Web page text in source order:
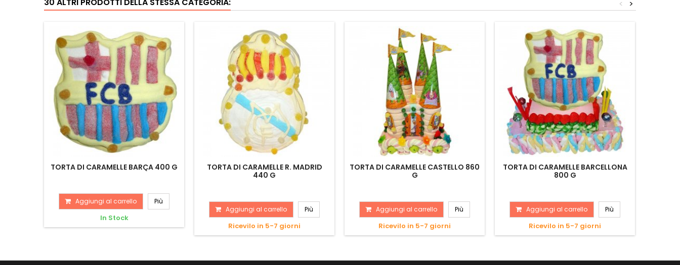
>
<
TORTA DI CARAMELLE BARÇA 400 G
Aggiungi al carrello Più
In Stock
TORTA DI CARAMELLE R. MADRID
440 G
Aggiungi al carrello Più
Ricevilo in 5-7 giorni
TORTA DI CARAMELLE CASTELLO 860
G
Aggiungi al carrello Più
Ricevilo in 5-7 giorni
TORTA DI CARAMELLE BARCELLONA
800 G
Aggiungi al carrello Più
Ricevilo in 5-7 giorni